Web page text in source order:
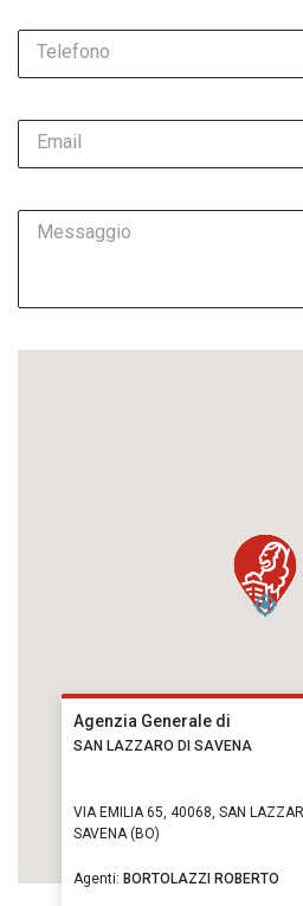
Telefono
Email
Messaggio
Agenzia Generale di
SAN LAZZARO DI SAVENA
VIA EMILIA 65, 40068, SAN
SAVENA (BO)
Agenti: BORTOLAZZI ROBERTO